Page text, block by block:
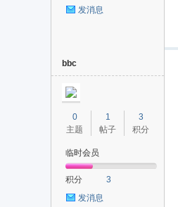
发消息
bbc
0
主题
1
帖子
3
积分
临时会员
积分
3
发消息